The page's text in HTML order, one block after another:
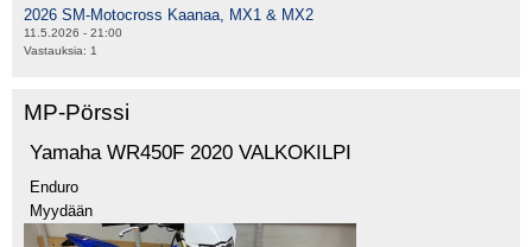
2026 SM-Motocross Kaanaa, MX1 & MX2
11.5.2026 - 21:00
Vastauksia: 1
MP-Pörssi
Yamaha WR450F 2020 VALKOKILPI
Enduro
Myydään